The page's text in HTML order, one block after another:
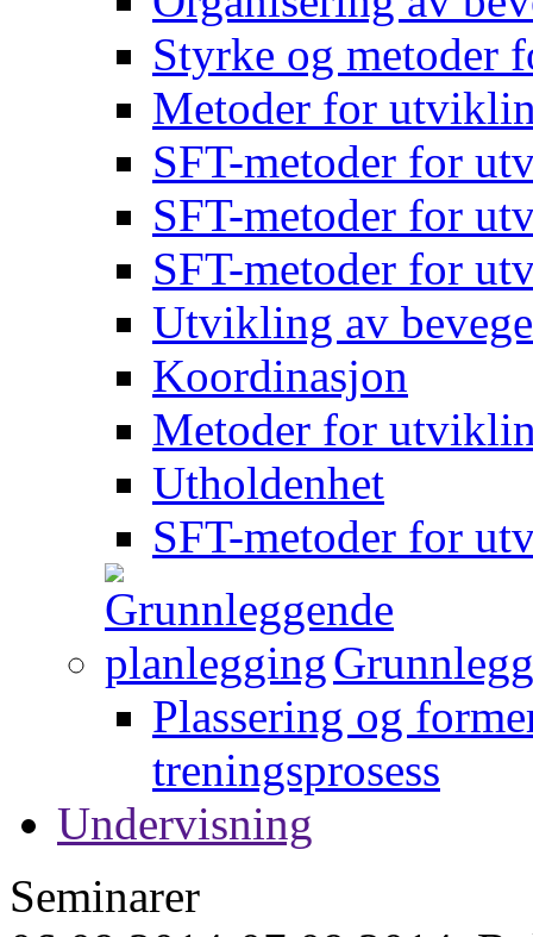
Styrke og metoder
Metoder for
SFT-metoder for
SFT-metoder for
SFT-metoder for
Utvikling av
Koordinasjon
Metoder for
Utholdenhet
SFT-metoder for
Plassering og
treningsprosess
Undervisning
Seminarer